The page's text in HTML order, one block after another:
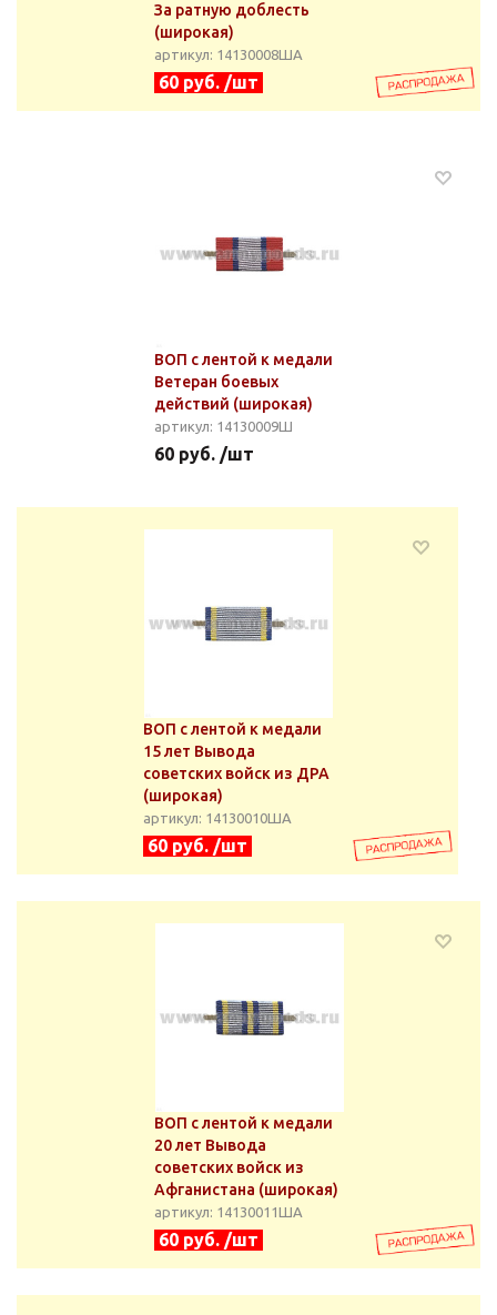
За ратную доблесть
(широкая)
артикул: 14130008ША
60 руб. /шт
ВОП с лентой к медали
Ветеран боевых
действий (широкая)
артикул: 14130009Ш
60 руб. /шт
ВОП с лентой к медали
15 лет Вывода
советских войск из ДРА
(широкая)
артикул: 14130010ША
60 руб. /шт
ВОП с лентой к медали
20 лет Вывода
советских войск из
Афганистана (широкая)
артикул: 14130011ША
60 руб. /шт